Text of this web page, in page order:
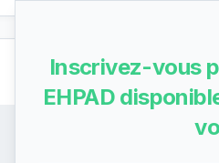
Inscrivez-vous
EHPAD